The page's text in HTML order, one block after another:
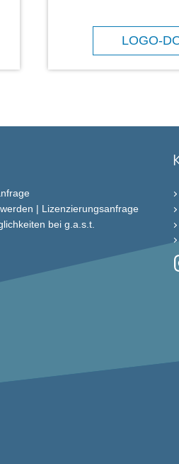
LOGO-
| Lizenzierungsanfrage
bei g.a.s.t.